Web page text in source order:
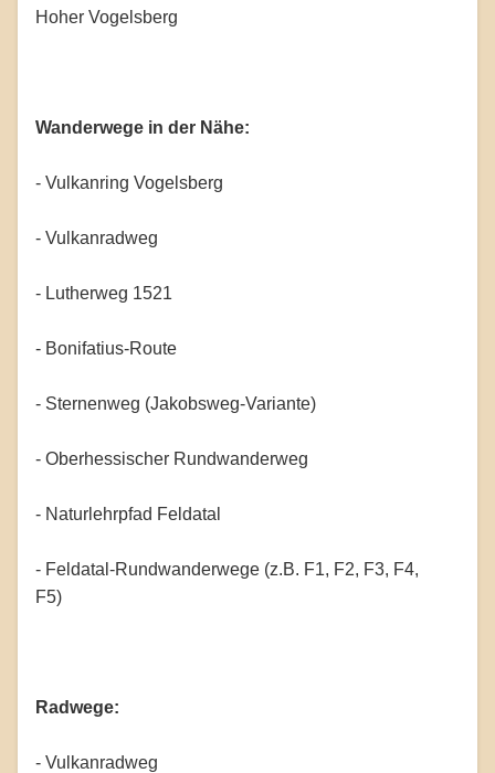
Hoher Vogelsberg
Wanderwege in der Nähe:
- Vulkanring Vogelsberg
- Vulkanradweg
- Lutherweg 1521
- Bonifatius-Route
- Sternenweg (Jakobsweg-Variante)
- Oberhessischer Rundwanderweg
- Naturlehrpfad Feldatal
- Feldatal-Rundwanderwege (z.B. F1, F2, F3, F4,
F5)
Radwege:
- Vulkanradweg